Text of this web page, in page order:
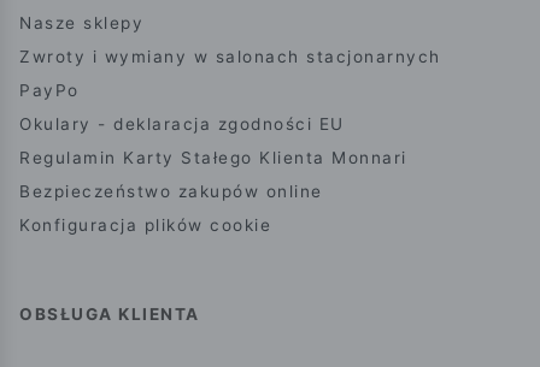
Nasze sklepy
Zwroty i wymiany w salonach stacjonarnych
PayPo
Okulary - deklaracja zgodności EU
Regulamin Karty Stałego Klienta Monnari
Bezpieczeństwo zakupów online
Konfiguracja plików cookie
OBSŁUGA KLIENTA